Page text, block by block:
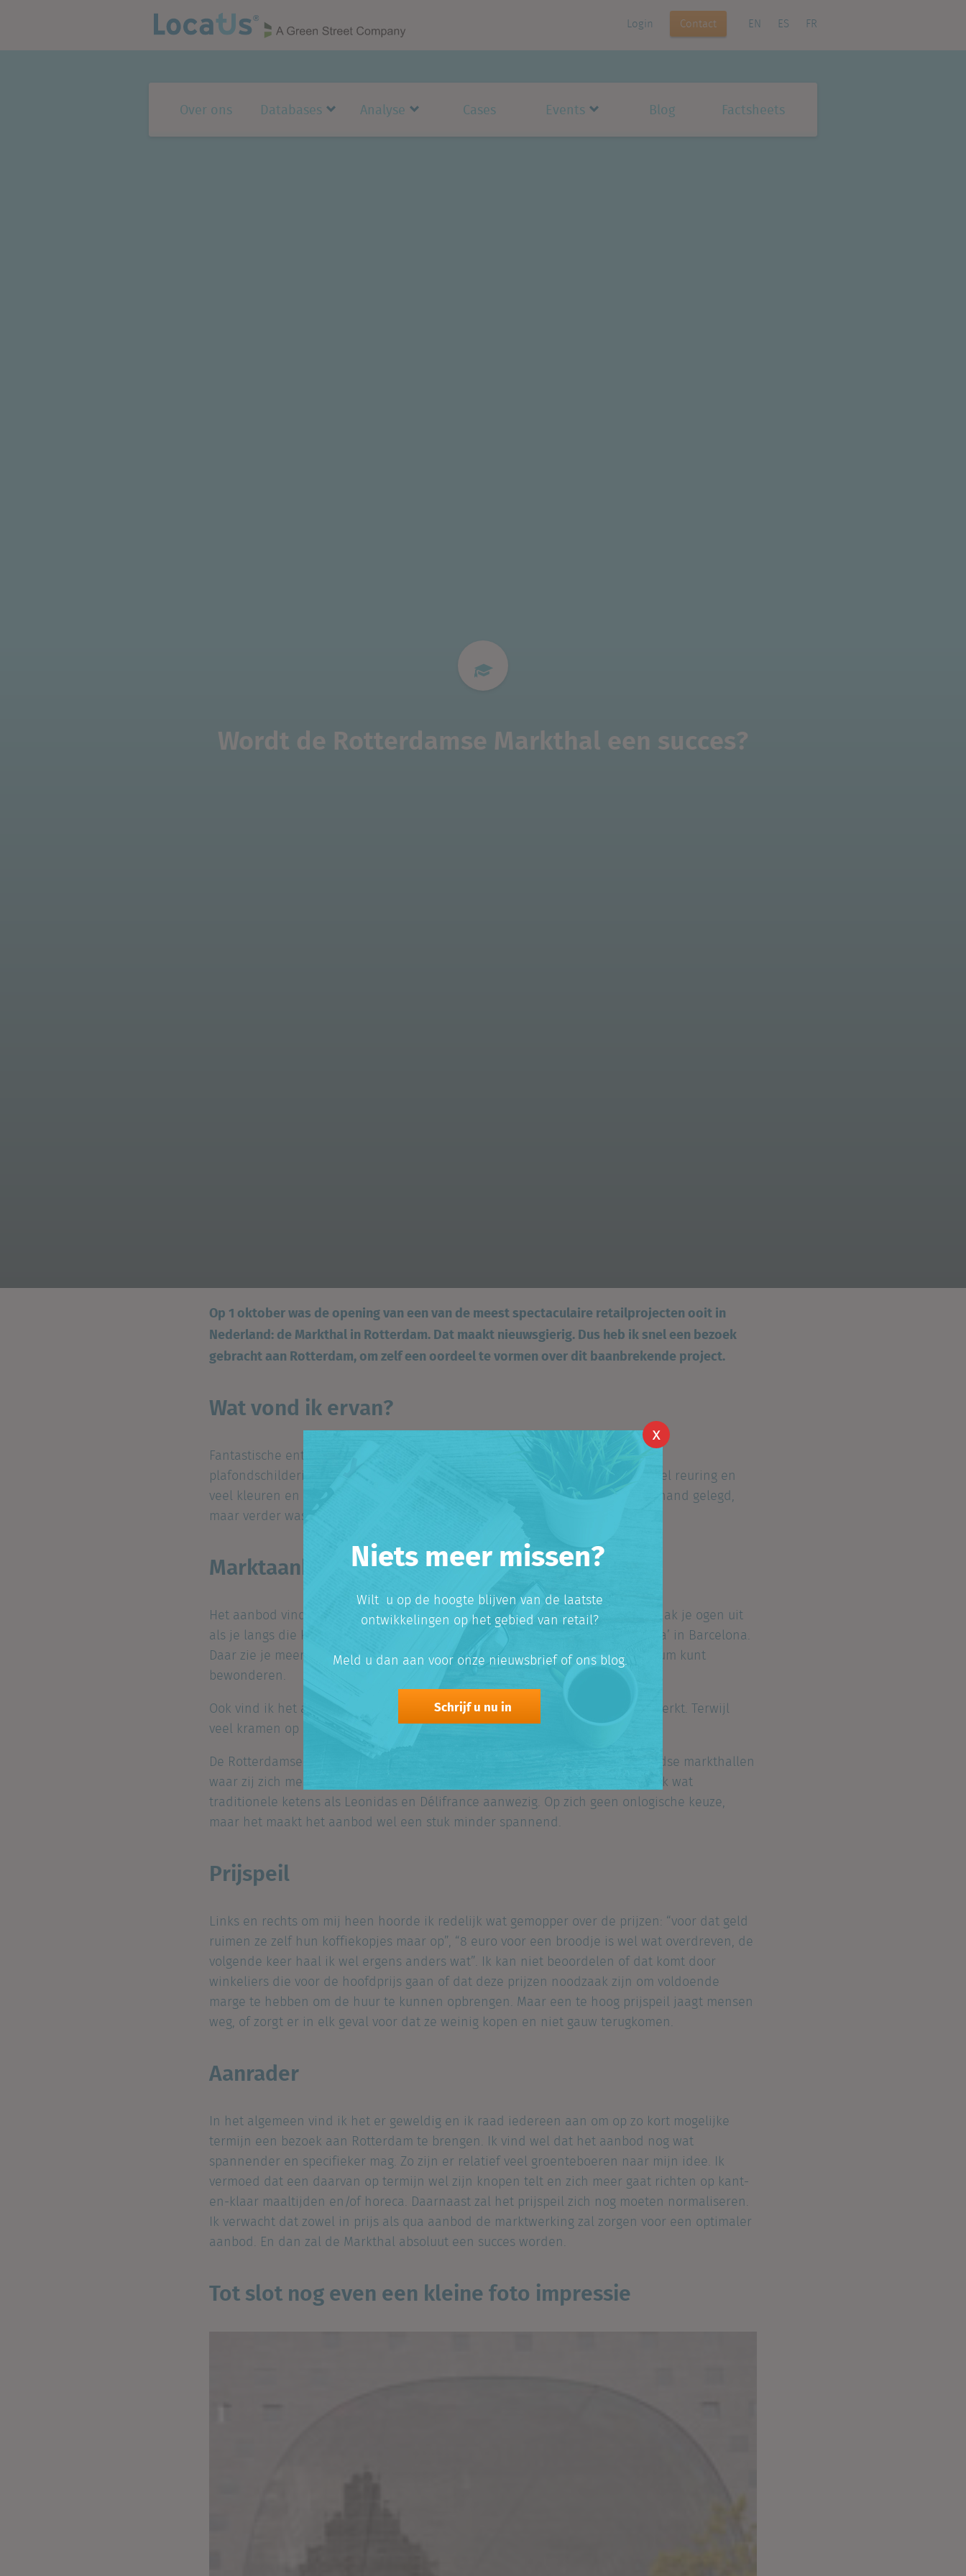
Login Contact EN ES FR
Over ons Databases Analyse Cases Events Blog Factsheets
Wordt de Rotterdamse Markthal een succes?
Op 1 oktober was de opening van een van de meest spectaculaire retailprojecten ooit in
Nederland: de Markthal in Rotterdam. Dat maakt nieuwsgierig. Dus heb ik snel een bezoek
gebracht aan Rotterdam, om zelf een oordeel te vormen over dit baanbrekende project.
Wat vond ik ervan?
Fantastische entourage. De architectuur is spectaculair, de inrichting en de
plafondschildering zijn heel erg mooi. De sfeer is die van een echte markt, veel reuring en
veel kleuren en smaken. Aan enkele winkels en kramen werd nog de laatste hand gelegd,
maar verder was het nagenoeg volledig gevuld.
Marktaanbod
Het aanbod vind ik echter wat gewoontjes. Bij buitenlandse markten kijk je vaak je ogen uit
als je langs die kraampjes met exotische etenswaren loopt. Neem ‘La Boqueria’ in Barcelona.
Daar zie je meer bijzondere vissen liggen dan je in een gemiddeld zeeaquarium kunt
bewonderen.
Ook vind ik het aantal kramen waar je direct iets kan eten of drinken erg beperkt. Terwijl
veel kramen op het dak van de kraamwelde mogelijkheid daarvoor hebben.
De Rotterdamse Markthal is veel meer een reguliere markt, dan de buitenlandse markthallen
waar zij zich mee vergelijken. Daarnaast zijn er op deze markt ook nog redelijk wat
traditionele ketens als Leonidas en Délifrance aanwezig. Op zich geen onlogische keuze,
maar het maakt het aanbod wel een stuk minder spannend.
Prijspeil
Links en rechts om mij heen hoorde ik redelijk wat gemopper over de prijzen: “voor dat geld
ruimen ze zelf hun koffiekopjes maar op”, “8 euro voor een broodje is wel wat overdreven, de
volgende keer haal ik wel ergens anders wat”. Ik kan niet beoordelen of dat komt door
winkeliers die voor de hoofdprijs gaan of dat deze prijzen noodzaak zijn om voldoende
marge te hebben om de huur te kunnen opbrengen. Maar een te hoog prijspeil jaagt mensen
weg, of zorgt er in elk geval voor dat ze weinig kopen en niet gauw terugkomen.
Aanrader
In het algemeen vind ik het er geweldig en ik raad iedereen aan om op zo kort mogelijke
termijn een bezoek aan Rotterdam te brengen. Ik vind wel dat het aanbod nog wat
spannender en specifieker mag. Zo zijn er relatief veel groenteboeren naar mijn idee. Ik
vermoed dat een daarvan op termijn wel zijn knopen telt en zich meer gaat richten op kant-
en-klaar maaltijden en/of horeca. Daarnaast zal het prijspeil zich nog moeten normaliseren.
Ik verwacht dat zowel in prijs als qua aanbod de marktwerking zal zorgen voor een optimaler
aanbod. En dan zal de Markthal absoluut een succes worden.
Tot slot nog even een kleine foto impressie
Niets meer missen?
Schrijf u nu in
Wilt u op de hoogte blijven van de laatste
ontwikkelingen op het gebied van retail?
Meld u dan aan voor onze nieuwsbrief of ons blog.
X